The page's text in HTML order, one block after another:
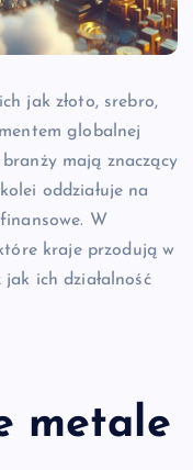
jak złoto, srebro,
globalnej
mają znaczący
oddziałuje na
W
kraje przodują w
ich działalność
metale